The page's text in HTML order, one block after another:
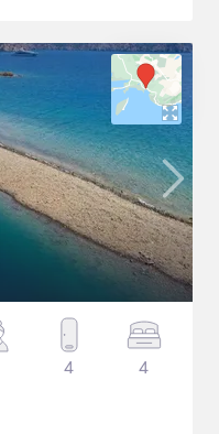
4 4